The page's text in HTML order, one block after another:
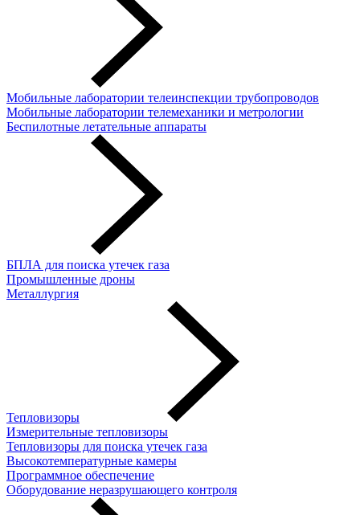
Мобильные лаборатории телеинспекции трубопроводов
Мобильные лаборатории телемеханики и метрологии
Беспилотные летательные аппараты
БПЛА для поиска утечек газа
Промышленные дроны
Металлургия
Тепловизоры
Измерительные тепловизоры
Тепловизоры для поиска утечек газа
Высокотемпературные камеры
Программное обеспечение
Оборудование неразрушающего контроля